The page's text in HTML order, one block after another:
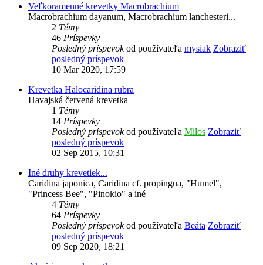
Veľkoramenné krevetky Macrobrachium
Macrobrachium dayanum, Macrobrachium lanchesteri...
2 Témy
46 Príspevky
Posledný príspevokod používateľa mysiak Zobraziť
posledný príspevok
10 Mar 2020, 17:59
Krevetka Halocaridina rubra
Havajská červená krevetka
1 Témy
14 Príspevky
Posledný príspevokod používateľa Milos Zobraziť
posledný príspevok
02 Sep 2015, 10:31
Iné druhy krevetiek...
Caridina japonica, Caridina cf. propingua, "Humel",
"Princess Bee", "Pinokio" a iné
4 Témy
64 Príspevky
Posledný príspevokod používateľa Beáta Zobraziť
posledný príspevok
09 Sep 2020, 18:21